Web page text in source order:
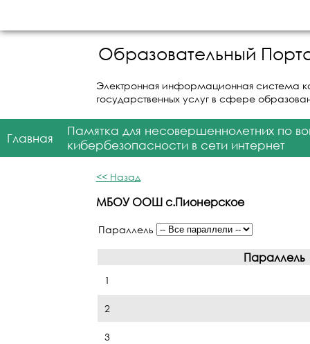
Образовательный
Электронная информационная система
государственных услуг в сфере
Главная
Памятка для несовершеннолетних по
кибербезопасности в сети интернет
<< Назад
МБОУ ООШ с.Пионерское
Параллель
Параллель
1
2
3